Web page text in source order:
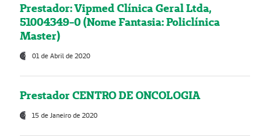
Prestador: Vipmed Clínica Geral Ltda,
51004349-0 (Nome Fantasia: Policlínica
Master)
01 de Abril de 2020
Prestador CENTRO DE ONCOLOGIA
15 de Janeiro de 2020